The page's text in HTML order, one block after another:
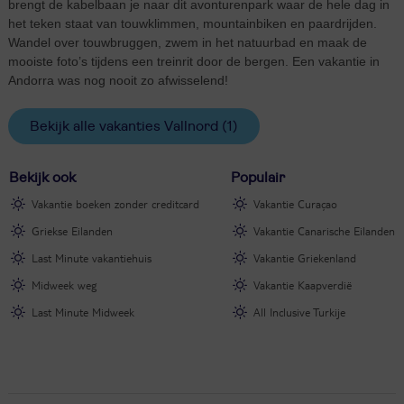
brengt de kabelbaan je naar dit avonturenpark waar de hele dag in
het teken staat van touwklimmen, mountainbiken en paardrijden.
Wandel over touwbruggen, zwem in het natuurbad en maak de
mooiste foto’s tijdens een treinrit door de bergen. Een vakantie in
Andorra was nog nooit zo afwisselend!
Bekijk alle vakanties Vallnord (1)
Bekijk ook
Vakantie boeken zonder creditcard
Griekse Eilanden
Last Minute vakantiehuis
Midweek weg
Last Minute Midweek
Populair
Vakantie Curaçao
Vakantie Canarische Eilanden
Vakantie Griekenland
Vakantie Kaapverdië
All Inclusive Turkije